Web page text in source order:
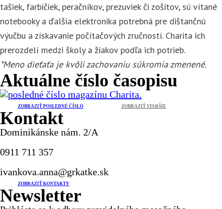
tašiek, farbičiek, peračníkov, prezuviek či zošitov, sú vítané
notebooky a ďalšia elektronika potrebná pre dištančnú
výučbu a získavanie počítačových zručností. Charita ich
prerozdelí medzi školy a žiakov podľa ich potrieb.
*Meno dieťaťa je kvôli zachovaniu súkromia zmenené.
Aktuálne číslo časopisu
ZOBRAZIŤ POSLEDNÉ ČÍSLO ZOBRAZIŤ STARŠIE
Kontakt
Dominikánske nám. 2/A
0911 711 357
ivankova.anna@grkatke.sk
ZOBRAZIŤ KONTAKTY
Newsletter